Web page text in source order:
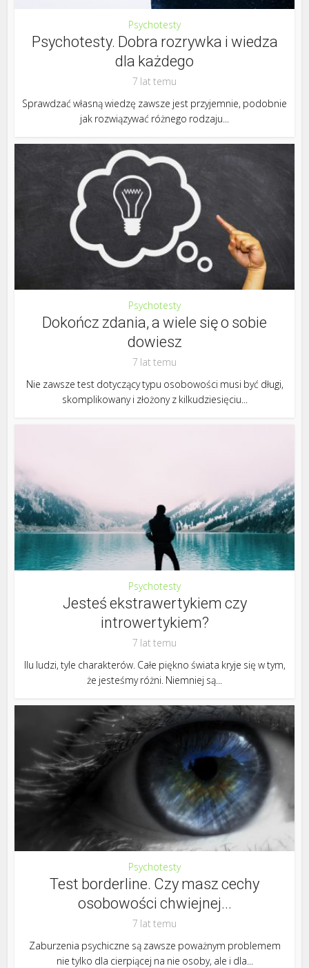
Psychotesty
Psychotesty. Dobra rozrywka i wiedza
dla każdego
7 lat temu
Sprawdzać własną wiedzę zawsze jest przyjemnie, podobnie
jak rozwiązywać różnego rodzaju...
Psychotesty
Dokończ zdania, a wiele się o sobie
dowiesz
7 lat temu
Nie zawsze test dotyczący typu osobowości musi być długi,
skomplikowany i złożony z kilkudziesięciu...
Psychotesty
Jesteś ekstrawertykiem czy
introwertykiem?
7 lat temu
Ilu ludzi, tyle charakterów. Całe piękno świata kryje się w tym,
że jesteśmy różni. Niemniej są...
Psychotesty
Test borderline. Czy masz cechy
osobowości chwiejnej...
7 lat temu
Zaburzenia psychiczne są zawsze poważnym problemem
nie tylko dla cierpiącej na nie osoby, ale i dla...